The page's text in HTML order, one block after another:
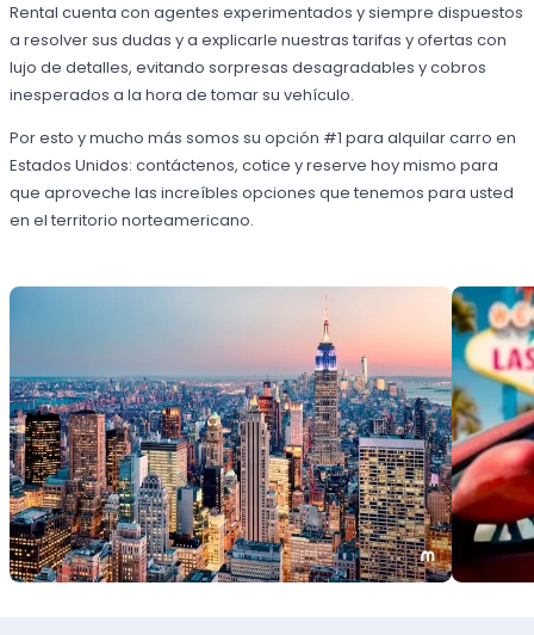
Rental cuenta con agentes experimentados y siempre dispuestos
a resolver sus dudas y a explicarle nuestras tarifas y ofertas con
lujo de detalles, evitando sorpresas desagradables y cobros
inesperados a la hora de tomar su vehículo.
Por esto y mucho más somos su opción #1 para alquilar carro en
Estados Unidos: contáctenos, cotice y reserve hoy mismo para
que aproveche las increíbles opciones que tenemos para usted
en el territorio norteamericano.